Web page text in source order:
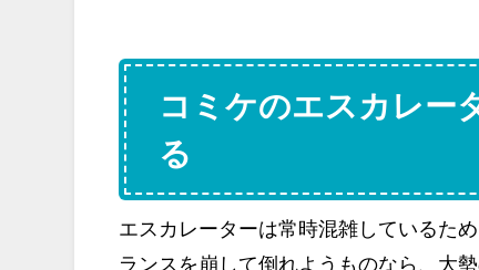
コミケのエスカレー
る
エスカレーターは常時混雑しているた
ランスを崩して倒れようものなら、大